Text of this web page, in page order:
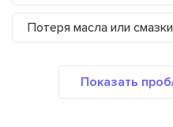
Потеря масла или смазки